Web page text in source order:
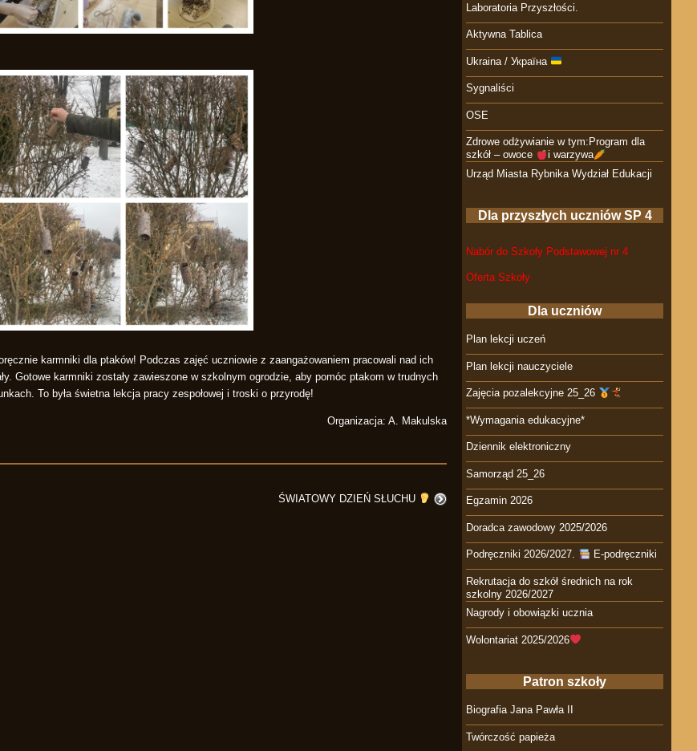
karmniki dla ptaków! Podczas zajęć uczniowie z zaangażowaniem pracowali nad ich
Gotowe karmniki zostały zawieszone w szkolnym ogrodzie, aby pomóc ptakom w trudnych
To była świetna lekcja pracy zespołowej i troski o przyrodę!
Organizacja: A. Makulska
ŚWIATOWY DZIEŃ SŁUCHU
Laboratoria Przyszłości.
Aktywna Tablica
Ukraina / Україна
Sygnaliści
OSE
Zdrowe odżywianie w tym:Program dla
szkół – owoce
i warzywa
Urząd Miasta Rybnika Wydział Edukacji
Dla przyszłych uczniów SP 4
Nabór do Szkoły Podstawowej nr 4
Oferta Szkoły
Dla uczniów
Plan lekcji uczeń
Plan lekcji nauczyciele
Zajęcia pozalekcyjne 25_26
*Wymagania edukacyjne*
Dziennik elektroniczny
Samorząd 25_26
Egzamin 2026
Doradca zawodowy 2025/2026
Podręczniki 2026/2027. E-podręczniki
Rekrutacja do szkół średnich na rok
szkolny 2026/2027
Nagrody i obowiązki ucznia
Wolontariat 2025/2026
Patron szkoły
Biografia Jana Pawła II
Twórczość papieża